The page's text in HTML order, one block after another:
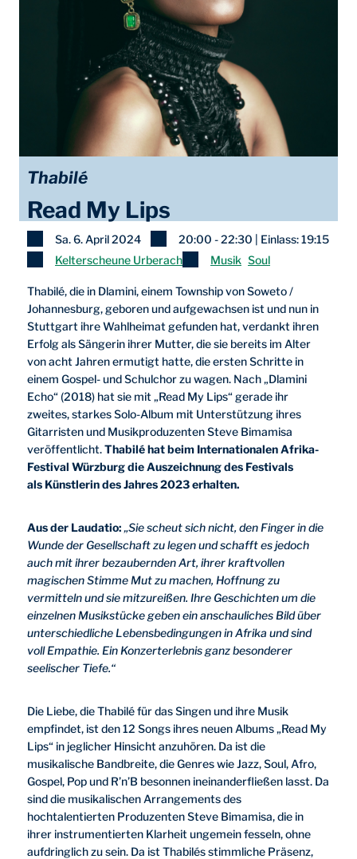
Thabilé
Read My Lips
Sa. 6. April 2024
20:00 - 22:30 | Einlass: 19:15
Kelterscheune Urberach
Musik Soul
Thabilé, die in Dlamini, einem Township von Soweto /
Johannesburg, geboren und aufgewachsen ist und nun in
Stuttgart ihre Wahlheimat gefunden hat, verdankt ihren
Erfolg als Sängerin ihrer Mutter, die sie bereits im Alter
von acht Jahren ermutigt hatte, die ersten Schritte in
einem Gospel- und Schulchor zu wagen. Nach „Dlamini
Echo“ (2018) hat sie mit „Read My Lips“ gerade ihr
zweites, starkes Solo-Album mit Unterstützung ihres
Gitarristen und Musikproduzenten Steve Bimamisa
veröffentlicht.Thabilé hat beim Internationalen Afrika-
Festival Würzburg die Auszeichnung des Festivals
als Künstlerin des Jahres 2023 erhalten.
Aus der Laudatio: „Sie scheut sich nicht, den Finger in die
Wunde der Gesellschaft zu legen und schafft es jedoch
auch mit ihrer bezaubernden Art, ihrer kraftvollen
magischen Stimme Mut zu machen, Hoffnung zu
vermitteln und sie mitzureißen. Ihre Geschichten um die
einzelnen Musikstücke geben ein anschauliches Bild über
unterschiedliche Lebensbedingungen in Afrika und sind
voll Empathie. Ein Konzerterlebnis ganz besonderer
seelischer Tiefe.“
Die Liebe, die Thabilé für das Singen und ihre Musik
empfindet, ist den 12 Songs ihres neuen Albums „Read My
Lips“ in jeglicher Hinsicht anzuhören. Da ist die
musikalische Bandbreite, die Genres wie Jazz, Soul, Afro,
Gospel, Pop und R’n’B besonnen ineinanderfließen lasst. Da
sind die musikalischen Arrangements des
hochtalentierten Produzenten Steve Bimamisa, die in
ihrer instrumentierten Klarheit ungemein fesseln, ohne
aufdringlich zu sein. Da ist Thabilés stimmliche Präsenz,